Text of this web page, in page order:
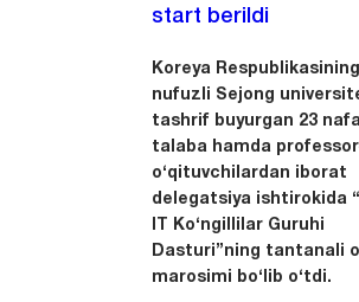
start berildi
Koreya Respublikasining
nufuzli Sejong
tashrif buyurgan 23
talaba hamda
o‘qituvchilardan iborat
delegatsiya ishtirokida
IT Ko‘ngillilar Guruhi
Dasturi”ning tantanali
marosimi bo‘lib o‘tdi.